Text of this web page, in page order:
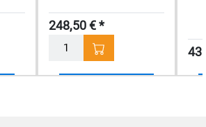
248,50 € *
Menge